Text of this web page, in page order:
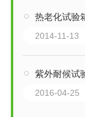
热老化试验
2014-11-13
紫外耐候试
2016-04-25